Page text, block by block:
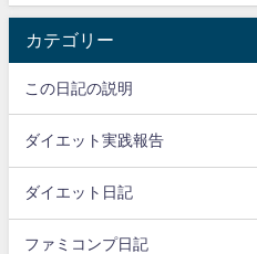
カテゴリー
この日記の説明
ダイエット実践報告
ダイエット日記
ファミコンプ日記